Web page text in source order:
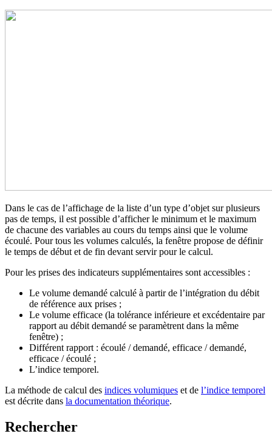
Dans le cas de l’affichage de la liste d’un type d’objet sur plusieurs
pas de temps, il est possible d’afficher le minimum et le maximum
de chacune des variables au cours du temps ainsi que le volume
écoulé. Pour tous les volumes calculés, la fenêtre propose de définir
le temps de début et de fin devant servir pour le calcul.
Pour les prises des indicateurs supplémentaires sont accessibles :
Le volume demandé calculé à partir de l’intégration du débit
de référence aux prises ;
Le volume efficace (la tolérance inférieure et excédentaire par
rapport au débit demandé se paramètrent dans la même
fenêtre) ;
Différent rapport : écoulé / demandé, efficace / demandé,
efficace / écoulé ;
L’indice temporel.
La méthode de calcul des indices volumiques et de l’indice temporel
est décrite dans la documentation théorique.
Rechercher